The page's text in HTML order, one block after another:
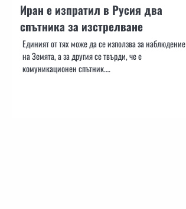
Иран е изпратил в Русия два
спътника за изстрелване
Единият от тях може да се използва за наблюдение
на Земята, а за другия се твърди, че е
комуникационен спътник.…